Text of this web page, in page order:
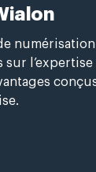
numérisation
l’expertise